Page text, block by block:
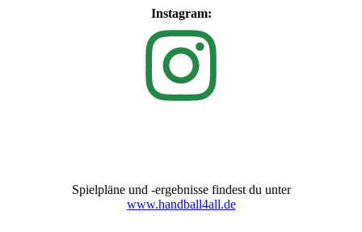
Instagram:
Spielpläne und -ergebnisse findest du unter
www.handball4all.de